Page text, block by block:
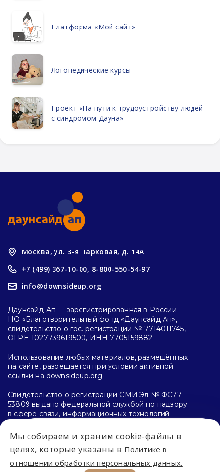
Платформа «Мой сайт»
Логопедические курсы
Проект «На пути к трудоустройству людей
с синдромом Дауна»
Впервые на сайте?
С чего начать?
Москва, ул. 3-я Парковая, д. 14А
+7 (499) 367-10-00, 8-800-550-54-97
info@downsideup.org
Даунсайд Ап — зарегистрированная в России
НО «Благотворительный фонд «Даунсайд Ап»,
свидетельство о гос. регистрации № 7714011745,
ОГРН 1027739619500, ИНН 7705159882
Использование любых материалов, размещённых
на сайте, разрешается при условии активной
ссылки на downsideup.org
Свидетельство о регистрации СМИ Эл № ФС77-
53809 выдано федеральной службой по надзору
в сфере связи, информационных технологий
и массовых коммуникаций (Роскомнадзор)
26.04.2013 г.
Политика конфиденциальности
Мы собираем и храним cookie-файлы в
целях, которые указаны в Политике в
отношении обработки персональных данных.